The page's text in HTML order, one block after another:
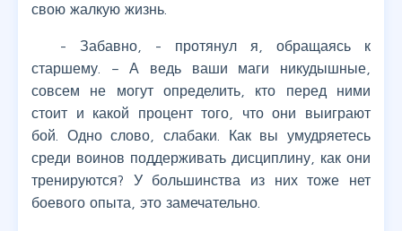
свою жалкую жизнь.
- Забавно, - протянул я, обращаясь к
старшему. – А ведь ваши маги никудышные,
совсем не могут определить, кто перед ними
стоит и какой процент того, что они выиграют
бой. Одно слово, слабаки. Как вы умудряетесь
среди воинов поддерживать дисциплину, как они
тренируются? У большинства из них тоже нет
боевого опыта, это замечательно.